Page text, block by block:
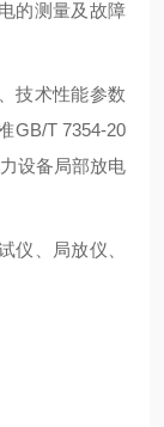
的测量及故障
技术性能参数
GB/T 7354-20
设备局部放电
仪、局放仪、